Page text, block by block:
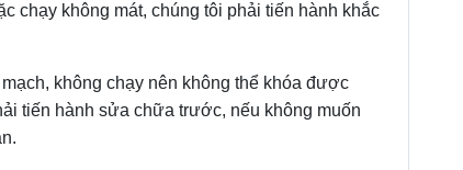
chạy không mát, chúng tôi phải tiến hành khắc
không chạy nên không thể khóa được
tiến hành sửa chữa trước, nếu không muốn